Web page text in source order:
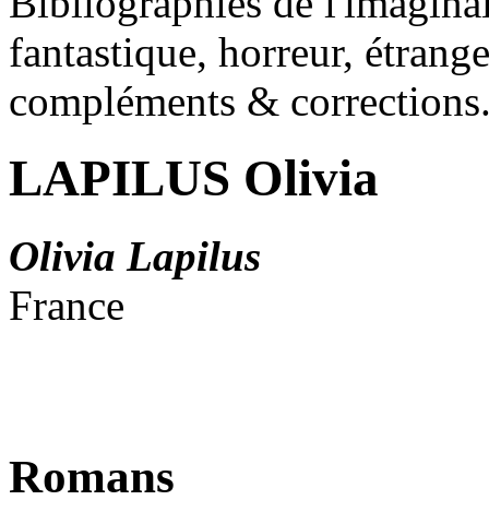
fantastique, horreur,
compléments &
LAPILUS Olivia
Olivia Lapilus
France
Romans